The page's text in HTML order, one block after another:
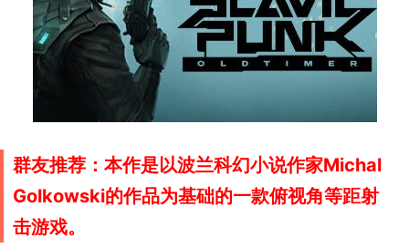
群友推荐：本作是以波兰科幻小说作家Michal
Golkowski的作品为基础的一款俯视角等距射
击游戏。